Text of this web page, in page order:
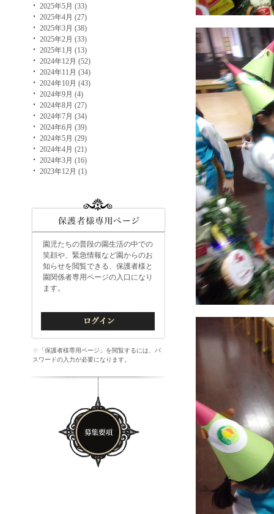
2025年5月 (33)
2025年4月 (27)
2025年3月 (38)
2025年2月 (33)
2025年1月 (13)
2024年12月 (52)
2024年11月 (34)
2024年10月 (43)
2024年9月 (4)
2024年8月 (27)
2024年7月 (34)
2024年6月 (39)
2024年5月 (29)
2024年4月 (21)
2024年3月 (16)
2023年12月 (1)
園児たちの普段の園生活の中での
笑顔や、緊急情報など園からのお
知らせを閲覧できる、保護者様と
園関係者専用ページの入口になり
ます。
※ 「保護者様専用ページ」を閲覧するには、パ
スワードの入力が必要になります。